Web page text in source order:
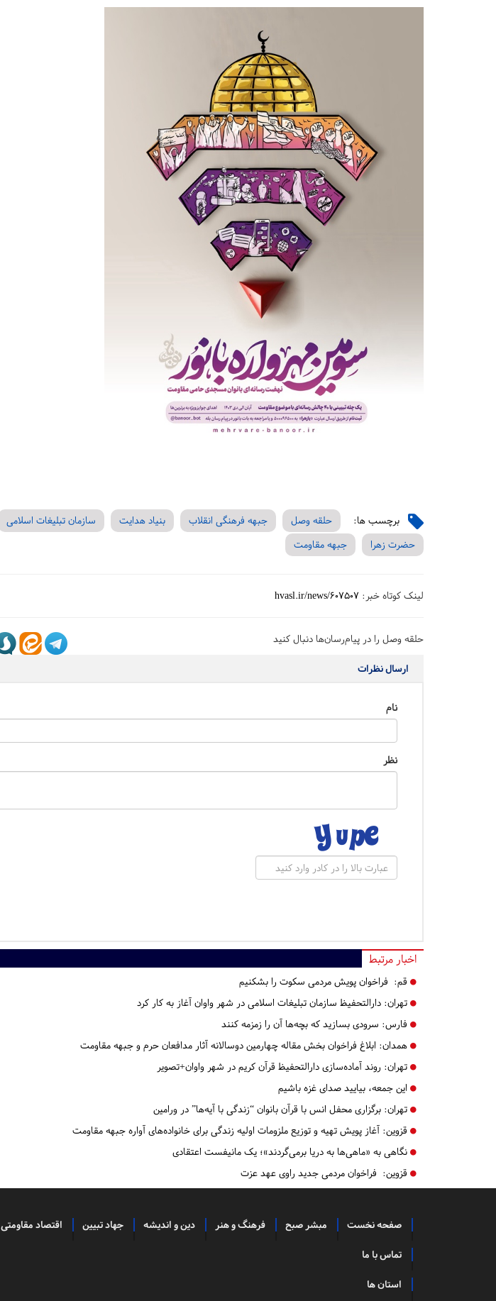
برچسب ها: حلقه وصل جبهه فرهنگی انقلاب بنیاد هدایت سازمان تبلیغات اسلامی
حضرت زهرا
جبهه مقاومت
لینک کوتاه خبر: hvasl.ir/news/607507
حلقه وصل را در پیام‌رسان‌ها دنبال کنید
ارسال نظرات
نام
نظر
اخبار مرتبط
قم: فراخوان پویش مردمی سکوت را بشکنیم
تهران: دارالتحفیظ سازمان تبلیغات اسلامی در شهر واوان آغاز به کار کرد
فارس: سرودی بسازید که بچه‌ها آن را زمزمه کنند
همدان: ابلاغ فراخوان بخش مقاله چهارمین دوسالانه آثار مدافعان حرم و جبهه مقاومت
تهران: روند آماده‌سازی دارالتحفیظ قرآن کریم در شهر واوان+تصویر
این جمعه، بیایید صدای غزه باشیم
تهران: برگزاری محفل انس با قرآن بانوان “زندگی با آیه‌ها” در ورامین
قزوین: آغاز پویش تهیه و توزیع ملزومات اولیه زندگی برای خانواده‌های آواره جبهه مقاومت
نگاهی به «ماهی‌ها به دریا برمی‌گردند»؛ یک مانیفست اعتقادی
قزوین: فراخوان مردمی جدید راوی عهد عزت
صفحه نخست مبشر صبح فرهنگ و هنر دین و اندیشه جهاد تبیین اقتصاد مقاومتی
تماس با ما
استان ها